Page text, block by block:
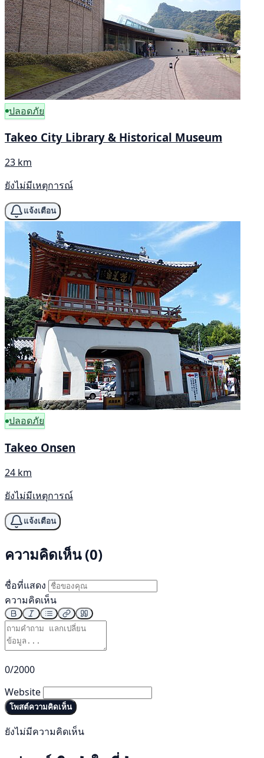
ปลอดภัย
Takeo City Library & Historical Museum
23 km
ยังไม่มีเหตุการณ์
แจ้งเตือน
ปลอดภัย
Takeo Onsen
24 km
ยังไม่มีเหตุการณ์
แจ้งเตือน
ความคิดเห็น (0)
ชื่อที่แสดง
ความคิดเห็น
0/2000
Website
โพสต์ความคิดเห็น
ยังไม่มีความคิดเห็น